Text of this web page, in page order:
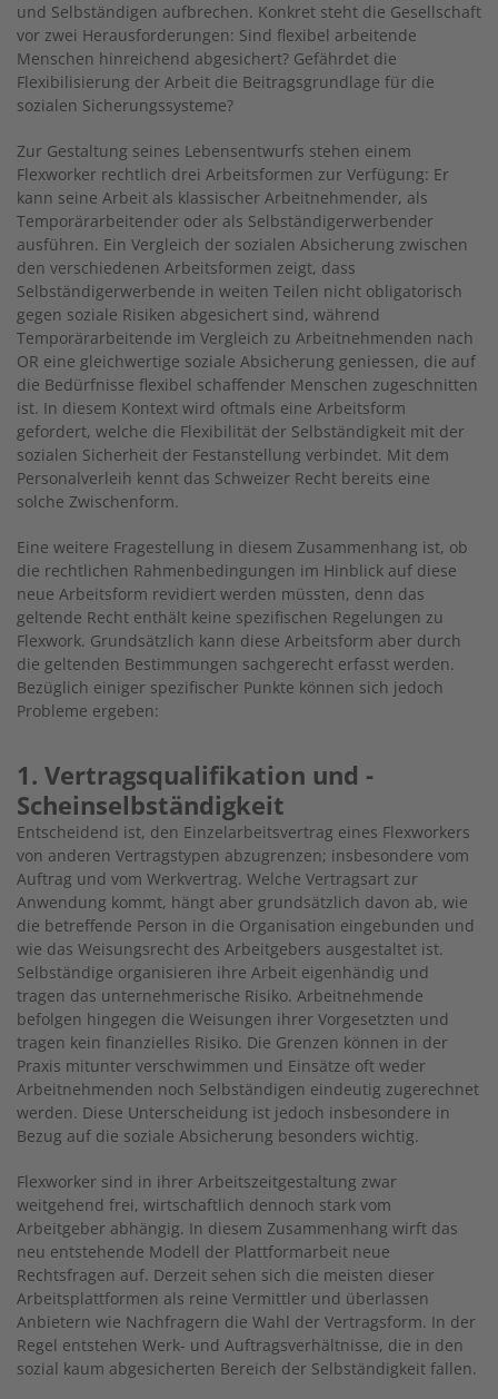
und Selbständigen aufbrechen. Konkret steht die Gesellschaft
vor zwei Herausforderungen: Sind flexibel arbeitende
Menschen hinreichend abgesichert? Gefährdet die
Flexibilisierung der Arbeit die Beitragsgrundlage für die
sozialen Sicherungssysteme?
Zur Gestaltung seines Lebensentwurfs stehen einem
Flexworker rechtlich drei Arbeitsformen zur Verfügung: Er
kann seine Arbeit als klassischer Arbeitnehmender, als
Temporärarbeitender oder als Selbständigerwerbender
ausführen. Ein Vergleich der sozialen Absicherung zwischen
den verschiedenen Arbeitsformen zeigt, dass
Selbständigerwerbende in weiten Teilen nicht obligatorisch
gegen soziale Risiken abgesichert sind, während
Temporärarbeitende im Vergleich zu Arbeitnehmenden nach
OR eine gleichwertige soziale Absicherung geniessen, die auf
die Bedürfnisse flexibel schaffender Menschen zugeschnitten
ist. In diesem Kontext wird oftmals eine Arbeitsform
gefordert, welche die Flexibilität der Selbständigkeit mit der
sozialen Sicherheit der Festanstellung verbindet. Mit dem
Personalverleih kennt das Schweizer Recht bereits eine
solche Zwischenform.
Eine weitere Fragestellung in diesem Zusammenhang ist, ob
die rechtlichen Rahmenbedingungen im Hinblick auf diese
neue Arbeitsform revidiert werden müssten, denn das
geltende Recht enthält keine spezifischen Regelungen zu
Flexwork. Grundsätzlich kann diese Arbeitsform aber durch
die geltenden Bestimmungen sachgerecht erfasst werden.
Bezüglich einiger spezifischer Punkte können sich jedoch
Probleme ergeben:
1. Vertragsqualifikation und ­
Scheinselbständigkeit
Entscheidend ist, den Einzelarbeitsvertrag eines Flexworkers
von anderen Vertragstypen abzugrenzen; insbesondere vom
Auftrag und vom Werkvertrag. Welche Vertragsart zur
Anwendung kommt, hängt aber grundsätzlich davon ab, wie
die betreffende Person in die Organisation eingebunden und
wie das Weisungsrecht des Arbeitgebers ausgestaltet ist.
Selbständige organisieren ihre Arbeit eigenhändig und
tragen das unternehmerische Risiko. Arbeitnehmende
befolgen hingegen die Weisungen ihrer Vorgesetzten und
tragen kein finanzielles Risiko. Die Grenzen können in der
Praxis mitunter verschwimmen und Einsätze oft weder
Arbeitnehmenden noch Selbständigen eindeutig zugerechnet
werden. Diese Unterscheidung ist jedoch insbesondere in
Bezug auf die soziale Absicherung besonders wichtig.
Flexworker sind in ihrer Arbeitszeitgestaltung zwar
weitgehend frei, wirtschaftlich dennoch stark vom
Arbeitgeber abhängig. In diesem Zusammenhang wirft das
neu entstehende Modell der Plattformarbeit neue
Rechtsfragen auf. Derzeit sehen sich die meisten dieser
Arbeitsplattformen als reine Vermittler und überlassen
Anbietern wie Nachfragern die Wahl der Vertragsform. In der
Regel entstehen Werk- und Auftragsverhältnisse, die in den
sozial kaum abgesicherten Bereich der Selbständigkeit fallen.